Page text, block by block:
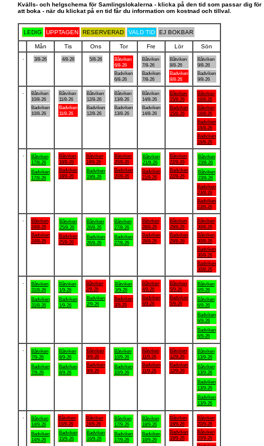
Kvälls- och helgschema för Samlingslokalerna - klicka på den tid som passar dig för
att boka - när du klickat på en tid får du information om kostnad och tillval.
LEDIG UPPTAGEN RESERVERAD VALD TID EJ BOKBAR
Mån Tis Ons Tor Fre Lör
Sön
3/8-26 4/8-26 5/8-26
Båtviken
6/8-26
Badviken
6/8-26
Båtviken
7/8-26
Badviken
7/8-26
Båtviken
8/8-26
Badviken
8/8-26
Båtviken
9/8-26
Badviken
9/8-26
Båtviken
10/8-26
Badviken
10/8-26
Båtviken
11/8-26
Badviken
11/8-26
Båtviken
12/8-26
Badviken
12/8-26
Båtviken
13/8-26
Badviken
13/8-26
Båtviken
14/8-26
Badviken
14/8-26
Båtviken
15/8-26
Badviken
15/8-26
Båtviken
16/8-26
Båtviken
16/8-26
Badviken
16/8-26
Badviken
16/8-26
Båtviken
17/8-26
Badviken
17/8-26
Båtviken
18/8-26
Badviken
18/8-26
Båtviken
19/8-26
Badviken
19/8-26
Båtviken
20/8-26
Badviken
20/8-26
Båtviken
21/8-26
Badviken
21/8-26
Båtviken
22/8-26
Badviken
22/8-26
Båtviken
23/8-26
Båtviken
23/8-26
Badviken
23/8-26
Badviken
23/8-26
Båtviken
24/8-26
Badviken
24/8-26
Båtviken
25/8-26
Badviken
25/8-26
Båtviken
26/8-26
Badviken
26/8-26
Båtviken
27/8-26
Badviken
27/8-26
Båtviken
28/8-26
Badviken
28/8-26
Båtviken
29/8-26
Badviken
29/8-26
Båtviken
30/8-26
Båtviken
30/8-26
Badviken
30/8-26
Badviken
30/8-26
Båtviken
31/8-26
Badviken
31/8-26
Båtviken
1/9-26
Badviken
1/9-26
Båtviken
2/9-26
Badviken
2/9-26
Båtviken
3/9-26
Badviken
3/9-26
Båtviken
4/9-26
Badviken
4/9-26
Båtviken
5/9-26
Badviken
5/9-26
Båtviken
6/9-26
Båtviken
6/9-26
Badviken
6/9-26
Badviken
6/9-26
Båtviken
7/9-26
Badviken
7/9-26
Båtviken
8/9-26
Badviken
8/9-26
Båtviken
9/9-26
Badviken
9/9-26
Båtviken
10/9-26
Badviken
10/9-26
Båtviken
11/9-26
Badviken
11/9-26
Båtviken
12/9-26
Badviken
12/9-26
Båtviken
13/9-26
Båtviken
13/9-26
Badviken
13/9-26
Badviken
13/9-26
Båtviken
14/9-26
Badviken
14/9-26
Båtviken
15/9-26
Badviken
15/9-26
Båtviken
16/9-26
Badviken
16/9-26
Båtviken
17/9-26
Badviken
17/9-26
Båtviken
18/9-26
Badviken
18/9-26
Båtviken
19/9-26
Badviken
19/9-26
Båtviken
20/9-26
Båtviken
20/9-26